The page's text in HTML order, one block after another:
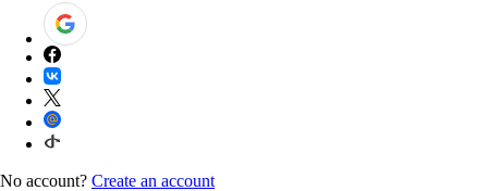
No account? Create an account